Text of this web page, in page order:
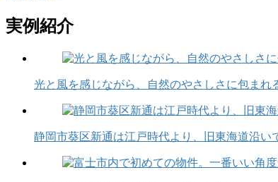
実例紹介
光と風を感じながら、自然のやさしさに包まれ
静岡市葵区新通は江戸時代より、旧東海道沿い